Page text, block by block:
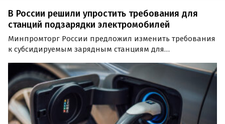
В России решили упростить требования для
станций подзарядки электромобилей
Минпромторг России предложил изменить требования
к субсидируемым зарядным станциям для
приказом министерства в июне текущего года.